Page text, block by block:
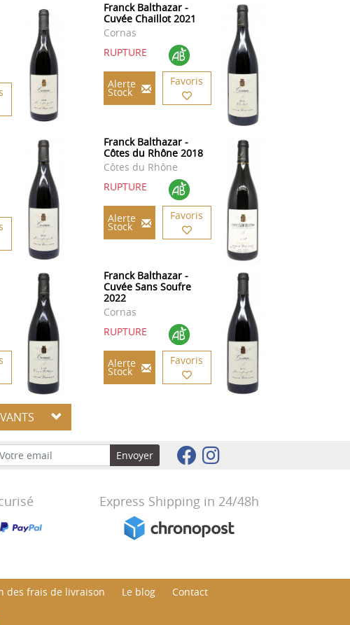
Franck Balthazar -
Cuvée Chaillot 2021
Cornas
RUPTURE
Alerte
Stock
Favoris
Franck Balthazar -
Côtes du Rhône 2018
Côtes du Rhône
RUPTURE
Alerte
Stock
Favoris
Franck Balthazar -
Cuvée Sans Soufre
2022
Cornas
RUPTURE
Alerte
Stock
Favoris
Envoyer
Express Shipping in 24/48h
des frais de livraison Le blog Contact